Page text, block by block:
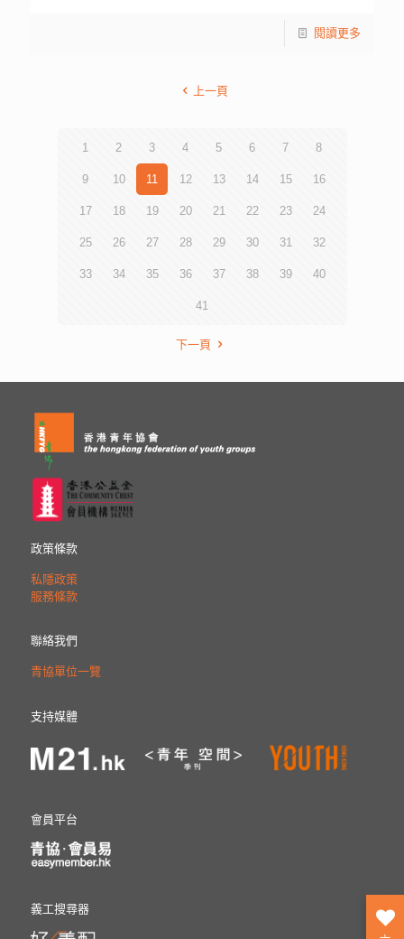
閱讀更多
上一頁
1 2 3 4 5 6 7 8
9 10 11 12 13 14 15 16
17 18 19 20 21 22 23 24
25 26 27 28 29 30 31 32
33 34 35 36 37 38 39 40
41
下一頁
政策條款
私隱政策
服務條款
聯絡我們
青協單位一覽
支持媒體
會員平台
義工搜尋器